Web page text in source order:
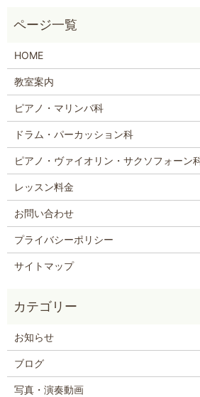
HOME
教室案内
ピアノ・マリンバ科
ドラム・パーカッション科
ピアノ・ヴァイオリン・サクソフォーン
レッスン料金
お問い合わせ
プライバシーポリシー
サイトマップ
お知らせ
ブログ
写真・演奏動画